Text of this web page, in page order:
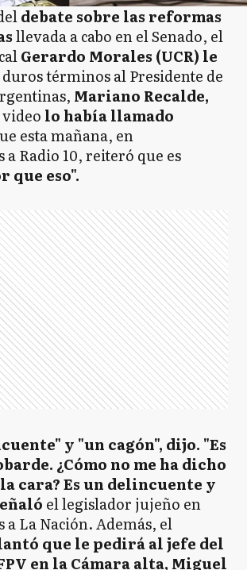
debate sobre las reformas
llevada a cabo en el Senado, el
Gerardo Morales (UCR) le
términos al Presidente de
Mariano Recalde,
lo había llamado
esta mañana, en
a Radio 10, reiteró que es
que eso".
y "un cagón", dijo. "Es
¿Cómo no me ha dicho
cara? Es un delincuente y
el legislador jujeño en
a La Nación. Además, el
que le pedirá al jefe del
en la Cámara alta, Miguel